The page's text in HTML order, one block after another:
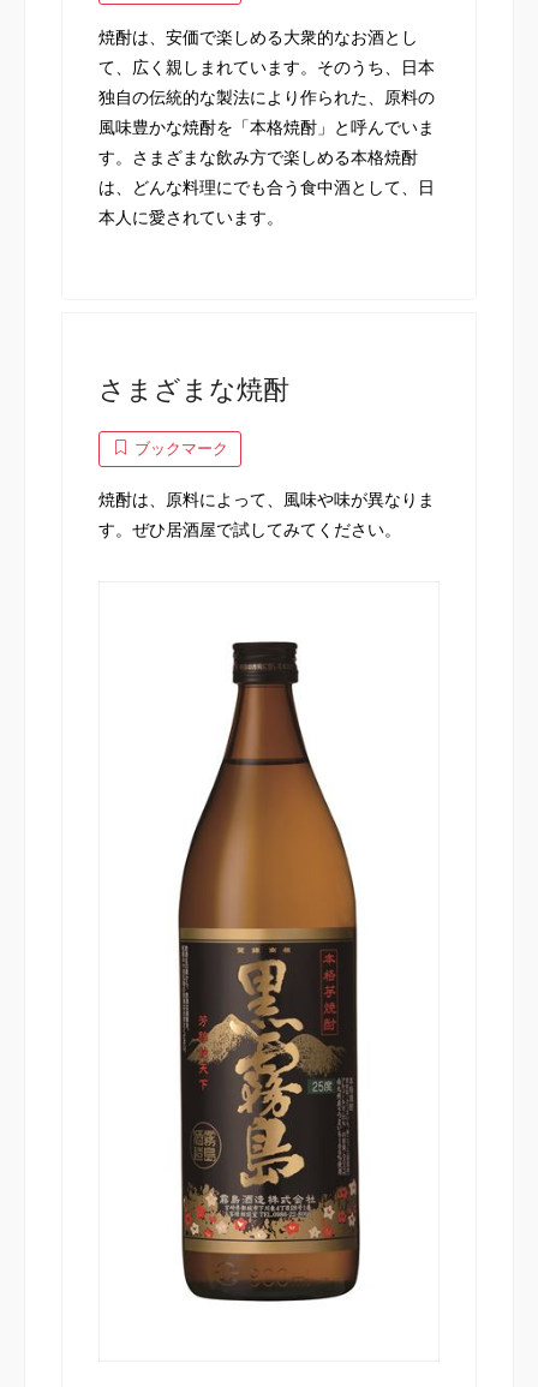
焼酎は、安価で楽しめる大衆的なお酒とし
て、広く親しまれています。そのうち、日本
独自の伝統的な製法により作られた、原料の
風味豊かな焼酎を「本格焼酎」と呼んでいま
す。さまざまな飲み方で楽しめる本格焼酎
は、どんな料理にでも合う食中酒として、日
本人に愛されています。
さまざまな焼酎
ブックマーク
焼酎は、原料によって、風味や味が異なりま
す。ぜひ居酒屋で試してみてください。